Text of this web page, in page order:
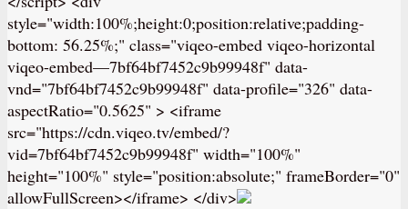
style="width:100%;height:0;position:relative;padding-
bottom: 56.25%;" class="viqeo-embed viqeo-horizontal
viqeo-embed—7bf64bf7452c9b99948f" data-
vnd="7bf64bf7452c9b99948f" data-profile="326" data-
aspectRatio="0.5625" > <iframe
src="https://cdn.viqeo.tv/embed/?
vid=7bf64bf7452c9b99948f" width="100%"
height="100%" style="position:absolute;" frameBorder="0"
allowFullScreen></iframe> </div>